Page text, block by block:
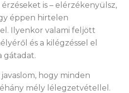
is – elérzékenyülsz,
éppen hirtelen
Ilyenkor valami feljött
és a kilégzéssel el
gátadat.
hogy minden
mély lélegzetvétellel.